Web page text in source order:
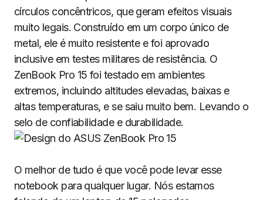
círculos concêntricos, que geram efeitos visuais
muito legais. Construído em um corpo único de
metal, ele é muito resistente e foi aprovado
inclusive em testes militares de resistência. O
ZenBook Pro 15 foi testado em ambientes
extremos, incluindo altitudes elevadas, baixas e
altas temperaturas, e se saiu muito bem. Levando o
selo de confiabilidade e durabilidade.
O melhor de tudo é que você pode levar esse
notebook para qualquer lugar. Nós estamos